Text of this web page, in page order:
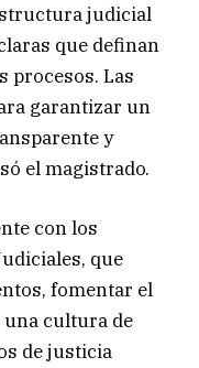
judicial
que definan
procesos. Las
garantizar un
y
el magistrado.
con los
que
fomentar el
cultura de
de justicia